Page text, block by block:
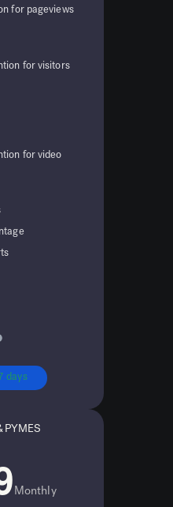
for pageviews
for visitors
for video
days
PYMES
Monthly